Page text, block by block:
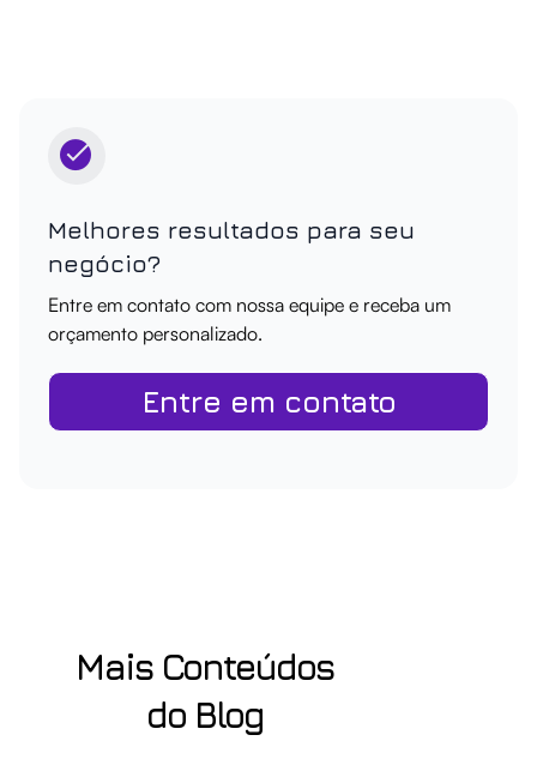
Melhores resultados para seu
negócio?
Entre em contato com nossa equipe e receba um
orçamento personalizado.
Entre em contato
Mais Conteúdos
do Blog